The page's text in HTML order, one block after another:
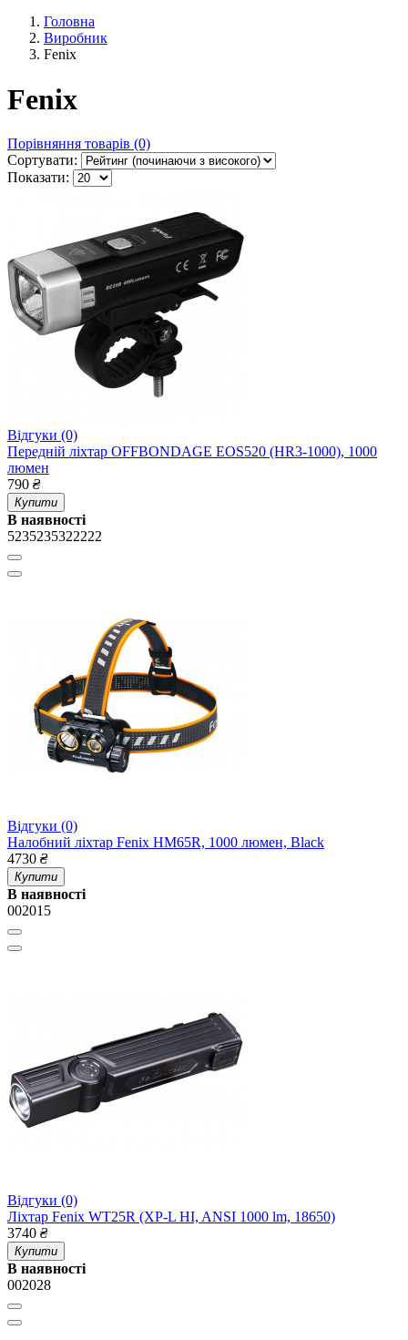
Головна
Виробник
Fenix
Fenix
Порівняння товарів (0)
Сортувати:
Показати:
Відгуки (0)
Передній ліхтар OFFBONDAGE EOS520 (HR3-1000), 1000
люмен
790 ₴
Купити
В наявності
5235235322222
Відгуки (0)
Налобний ліхтар Fenix HM65R, 1000 люмен, Black
4730 ₴
Купити
В наявності
002015
Відгуки (0)
Ліхтар Fenix WT25R (XP-L HI, ANSI 1000 lm, 18650)
3740 ₴
Купити
В наявності
002028